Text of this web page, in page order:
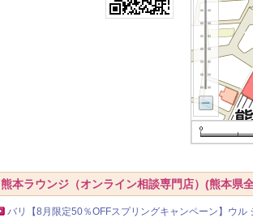
熊本ラウンジ（オンライン相談専門店）(熊本県
バリ【8月限定50％OFFスプリングキャンペーン】ウル